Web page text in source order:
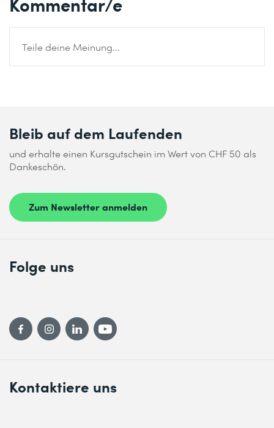
Teile deine Meinung...
Bleib auf dem Laufenden
und erhalte einen Kursgutschein im Wert von CHF 50 als
Dankeschön.
Zum Newsletter anmelden
Kontaktiere uns
Folge uns